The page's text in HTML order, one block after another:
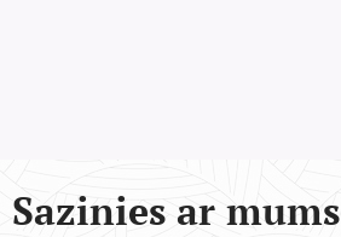
Sazinies ar mums